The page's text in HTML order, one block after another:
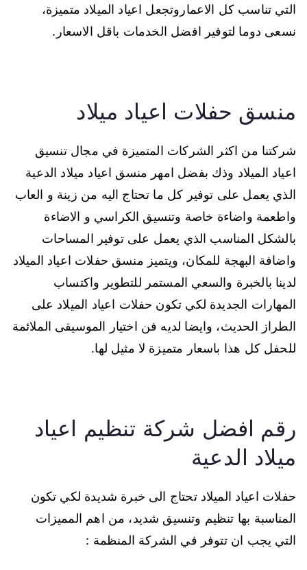
التي تناسب كل الاعماروتجعل اعياد الميلاد متميزة،
نسعى دوما لتوفير افضل الخدمات باقل الاسعار.
منسق حفلات اعياد ميلاد
شركتنا من اكثر الشركات المتميزة في مجال تنسيق
اعياد الميلاد وذك بفضل امهر منسق اعياد ميلاد الدعية
الذي يعمل على توفير كل ما تحتاج اليه من زينة و العاب
واطعمة واضاءة خاصة وتنسيق الكراسي و الاضاءة
بالشكل المناسب الذي يعمل على توفير المساحات
واضافة البهجة للمكان، ويتميز منسق حفلات اعياد الميلاد
لدينا بالخبرة والسعي المستمر للتطوير واكتساب
المهارات الجديدة لكي تكون حفلات اعياد الميلاد على
الطراز الحديث، وايضا لديه فن اختيار الموسيقى الملائمة
للحفل كل هذا باسعار متميزة لا مثيل لها.
رقم افضل شركة تنظيم اعياد
ميلاد الدعية
حفلات اعياد الميلاد تحتاج الى خبرة شديدة لكي تكون
المناسبة بها تنظيم وتنسيق شديد، من اهم المميزات
التي يجب ان تتوفر في الشركة المنظمة :